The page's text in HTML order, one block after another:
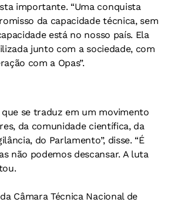
importante. “Uma conquista
da capacidade técnica, sem
está no nosso país. Ela
junto com a sociedade, com
com a Opas”.
se traduz em um movimento
da comunidade científica, da
do Parlamento”, disse. “É
não podemos descansar. A luta
Câmara Técnica Nacional de